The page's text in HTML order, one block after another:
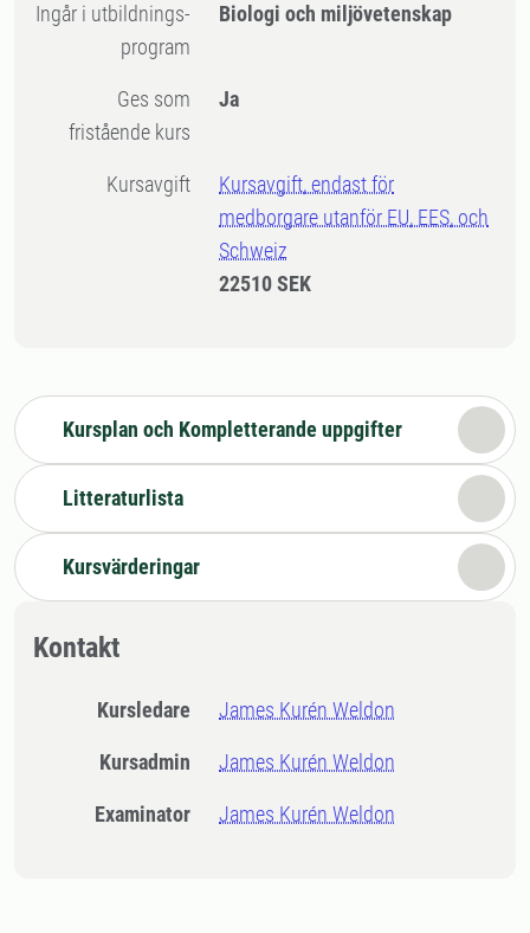
Ingår i utbildnings-
program
Biologi och miljövetenskap
Ges som
fristående kurs
Ja
Kursavgift
Kursavgift, endast för
medborgare utanför EU, EES, och
Schweiz
22510 SEK
Kursplan och Kompletterande uppgifter
Litteraturlista
Kursvärderingar
Kontakt
Kursledare James Kurén Weldon
Kursadmin James Kurén Weldon
Examinator James Kurén Weldon